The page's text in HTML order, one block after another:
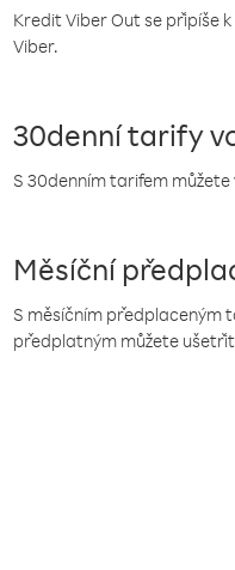
Kredit Viber Out se připíše
Viber.
30denní tarify
S 30denním tarifem
Měsíční
S měsíčním předplaceným
předplatným můžete